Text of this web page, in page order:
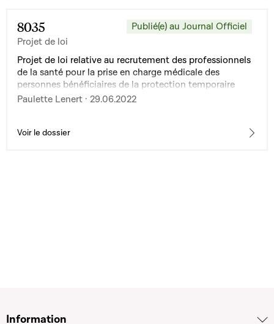
8035
Projet de loi
Publié(e) au Journal Officiel
Projet de loi relative au recrutement des professionnels
de la santé pour la prise en charge médicale des
personnes bénéficiaires de la protection temporaire
dans le contexte du conflit entre la Russie et l'Ukraine
Paulette Lenert · 29.06.2022
Voir le dossier
Information